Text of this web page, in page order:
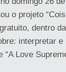
o projeto
dentro
interpretar
Love